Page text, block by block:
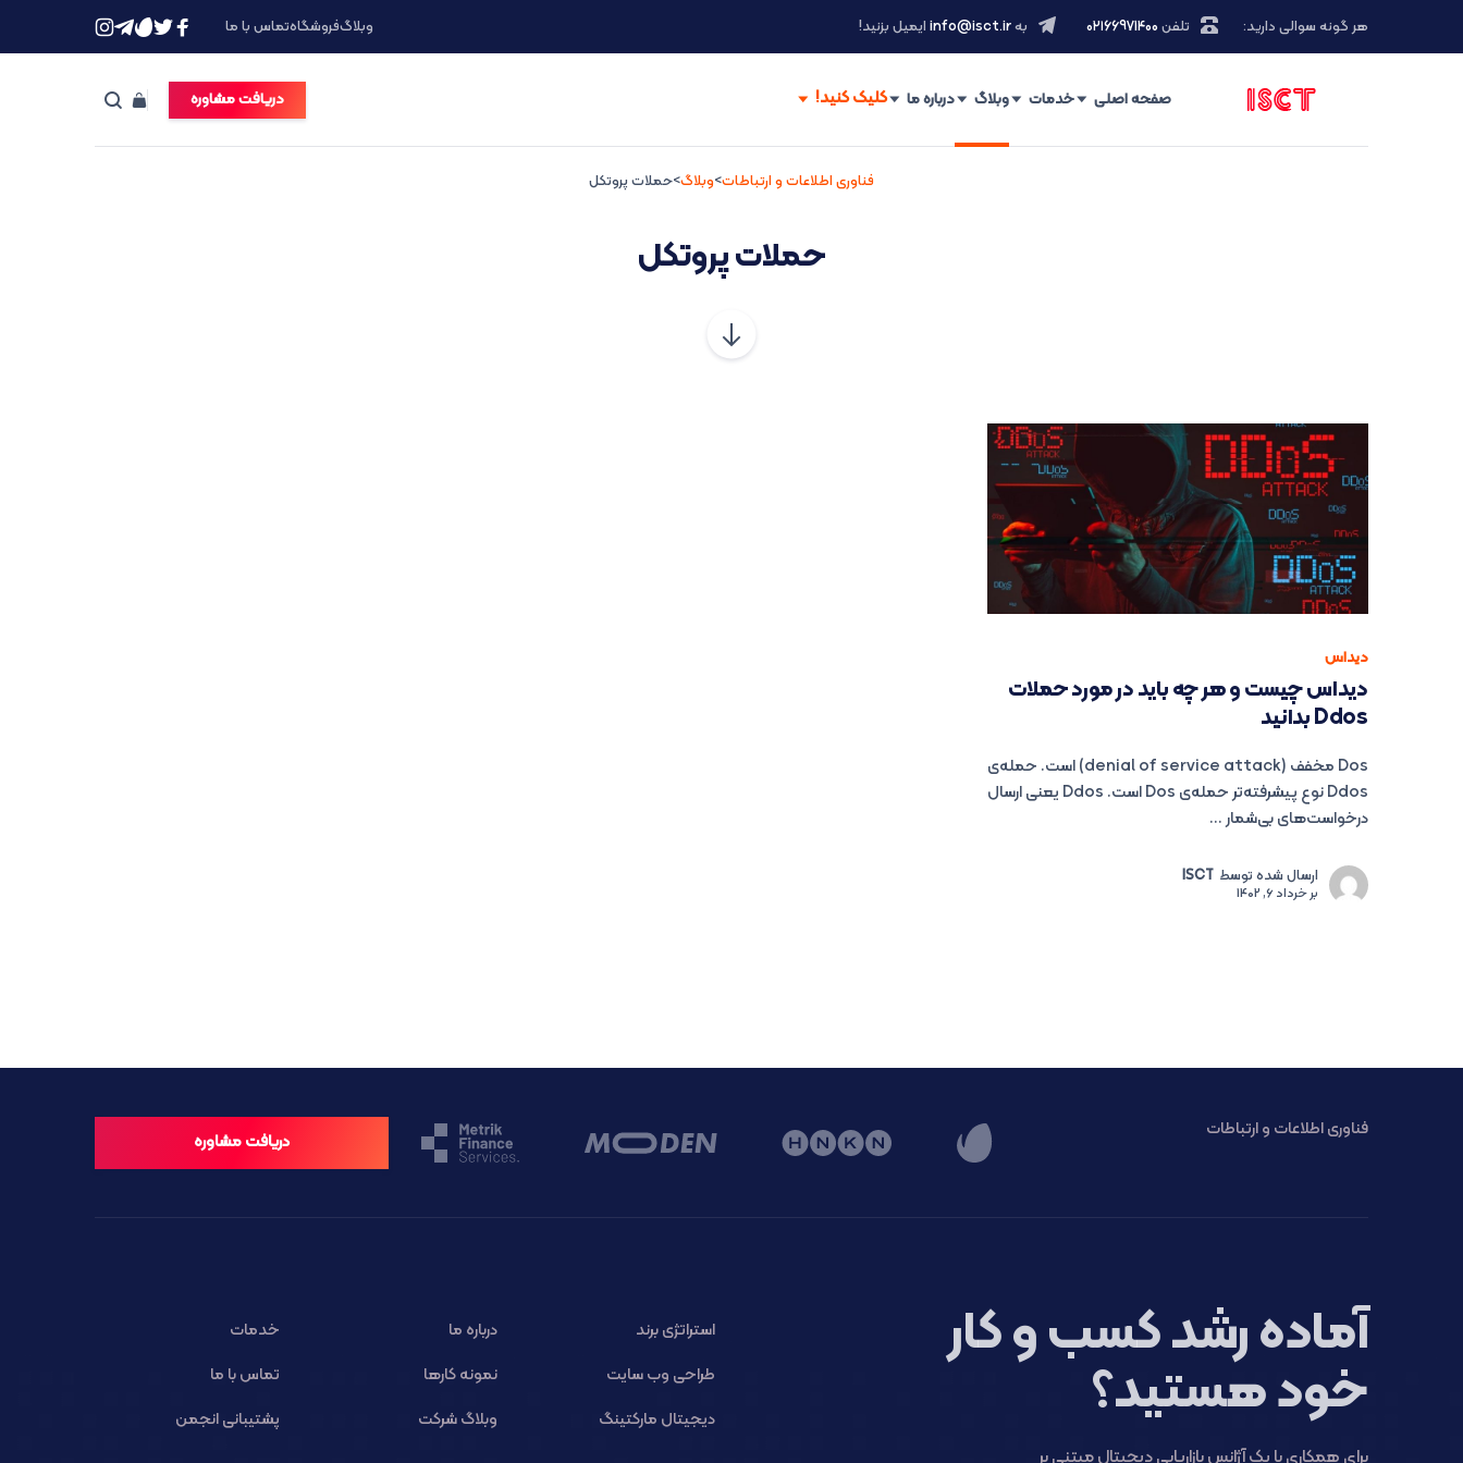
هر گونه سوالی دارید: تلفن ۰۲۱66971400 بهinfo@isct.ir ایمیل بزنید! وبلاگفروشگاهتماس با ما
صفحه اصلی خدمات وبلاگ درباره ما دریافت مشاوره
فناوری اطلاعات و ارتباطات>وبلاگ>حملات پروتکل
حملات پروتکل
دیداس
دیداس چیست و هر چه باید در مورد حملات
Ddos بدانید
Dos مخفف (denial of service attack) است. حمله‌ی
Ddos نوع پیشرفته‌تر حمله‌ی Dos است. Ddos یعنی ارسال
درخواست‌های بی‌شمار ...
ارسال شده توسط ISCT
برخرداد 6, 1402
فناوری اطلاعات و ارتباطات
دریافت مشاوره
آماده رشد کسب و کار
خود هستید؟
برای همکاری با یک آژانس بازاریابی دیجیتال مبتنی بر
استراتژی برند درباره ما
خدمات
طراحی وب سایت
نمونه کارها
تماس با ما
دیجیتال مارکتینگ
وبلاگ شرکت پشتیبانی انجمن